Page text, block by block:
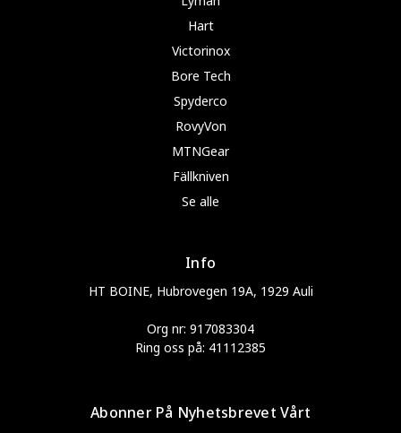
Hart
Victorinox
Bore Tech
Spyderco
RovyVon
MTNGear
Fällkniven
Se alle
Info
HT BOINE, Hubrovegen 19A, 1929 Auli
Org nr: 917083304
Ring oss på: 41112385
Abonner På Nyhetsbrevet Vårt